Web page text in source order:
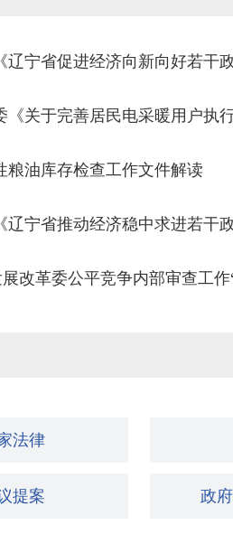
油库存检查工作文件解读
法律
提案 政